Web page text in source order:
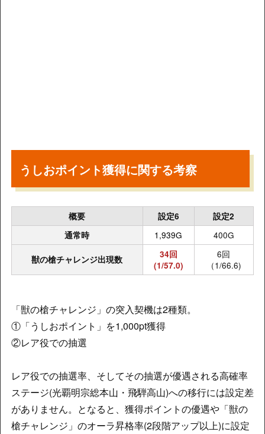
うしおポイント獲得に関する考察
概要 設定6
設定2
通常時
1,939G 400G
獣の槍チャレンジ出現数
34回
(1/57.0)
6回
（1/66.6)
「獣の槍チャレンジ」の突入契機は2種類。
①「うしおポイント」を1,000pt獲得
②レア役での抽選
レア役での抽選率、そしてその抽選が優遇される高確率
ステージ(光覇明宗総本山・飛騨高山)への移行には設定差
がありません。となると、獲得ポイントの優遇や「獣の
槍チャレンジ」のオーラ昇格率(2段階アップ以上)に設定